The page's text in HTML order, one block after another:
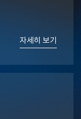
자세히 보기